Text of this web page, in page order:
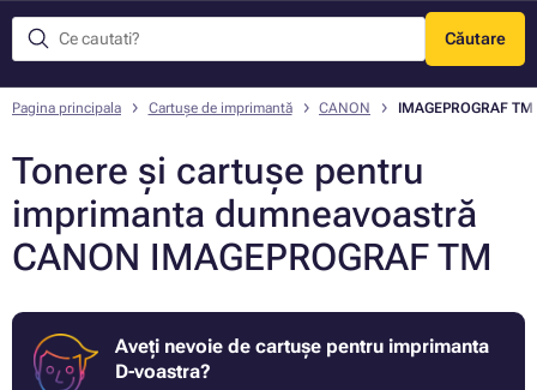
Căutare
Meniu
Pagina principala Cartușe de imprimantă CANON IMAGEPROGRAF TM
Tonere și cartușe pentru
imprimanta dumneavoastră
CANON IMAGEPROGRAF TM
Aveți nevoie de cartușe pentru imprimanta
D-voastra?